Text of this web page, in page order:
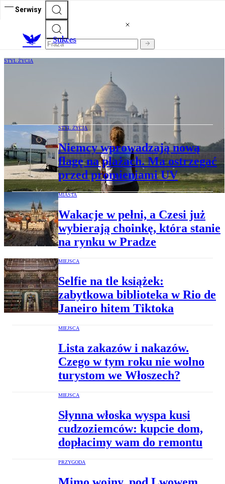
Serwisy
Sukces
STYL ŻYCIA
Podróż życia w samotności: dlaczego
podróżowanie solo stało się nowym
trendem?
STYL ŻYCIA
Niemcy wprowadzają nową
flagę na plażach. Ma ostrzegać
przed promieniami UV
MIASTA
Wakacje w pełni, a Czesi już
wybierają choinkę, która stanie
na rynku w Pradze
MIEJSCA
Selfie na tle książek:
zabytkowa biblioteka w Rio de
Janeiro hitem Tiktoka
MIEJSCA
Lista zakazów i nakazów.
Czego w tym roku nie wolno
turystom we Włoszech?
MIEJSCA
Słynna włoska wyspa kusi
cudzoziemców: kupcie dom,
dopłacimy wam do remontu
PRZYGODA